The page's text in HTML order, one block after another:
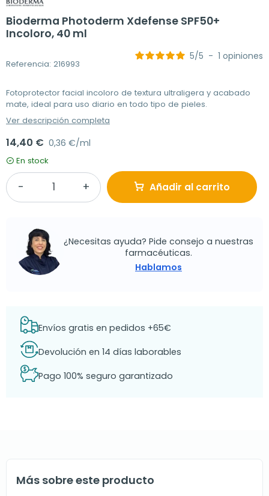
Bioderma Photoderm Xdefense SPF50+
Incoloro, 40 ml
Referencia: 216993
5/5 - 1 opiniones
Fotoprotector facial incoloro de textura ultraligera y acabado
mate, ideal para uso diario en todo tipo de pieles.
Ver descripción completa
14,40 € 0,36 €/ml
En stock
Añadir al carrito
¿Necesitas ayuda? Pide consejo a nuestras
farmacéuticas.
Hablamos
Envíos gratis en pedidos +65€
Devolución en 14 días laborables
Pago 100% seguro garantizado
Más sobre este producto